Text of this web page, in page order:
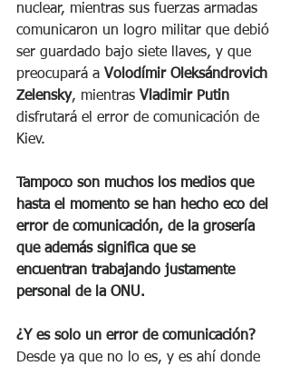
nuclear, mientras sus fuerzas armadas
comunicaron un logro militar que debió
ser guardado bajo siete llaves, y que
preocupará a Volodímir Oleksándrovich
Zelensky, mientras Vladimir Putin
disfrutará el error de comunicación de
Kiev.
Tampoco son muchos los medios que
hasta el momento se han hecho eco del
error de comunicación, de la grosería
que además significa que se
encuentran trabajando justamente
personal de la ONU.
¿Y es solo un error de comunicación?
Desde ya que no lo es, y es ahí donde